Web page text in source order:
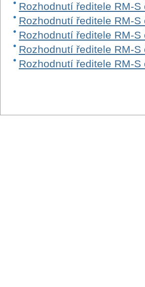
Rozhodnutí ředitele RM-S
Rozhodnutí ředitele RM-S
Rozhodnutí ředitele RM-S
Rozhodnutí ředitele RM-S
Rozhodnutí ředitele RM-S